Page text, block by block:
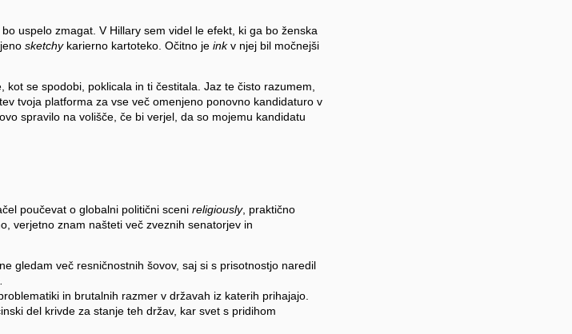
uspelo zmagat. V Hillary sem videl le efekt, ki ga bo ženska
sketchykarierno kartoteko. Očitno jeinkv njej bil močnejši
kot se spodobi, poklicala in ti čestitala. Jaz te čisto razumem,
tvoja platforma za vse več omenjeno ponovno kandidaturo v
spravilo na volišče, če bi verjel, da so mojemu kandidatu
poučevat o globalni politični scenireligiously, praktično
verjetno znam našteti več zveznih senatorjev in
gledam več resničnostnih šovov, saj si s prisotnostjo naredil
in brutalnih razmer v državah iz katerih prihajajo.
del krivde za stanje teh držav, kar svet s pridihom